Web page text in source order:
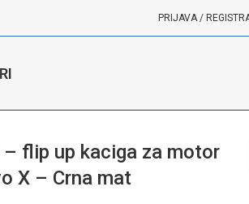
PRIJAVA /
flip up kaciga za motor
X – Crna mat